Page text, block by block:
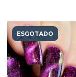
ESGOTADO